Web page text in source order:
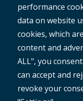
performance
data on website
cookies, which
content and
ALL", you
can accept and
revoke your
Copyright©